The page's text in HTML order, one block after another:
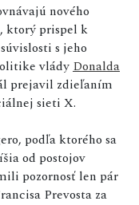
nového
, ktorý prispel k
s jeho
vlády Donalda
prejavil zdieľaním
sieti X.
podľa ktorého sa
od postojov
pozornosť len pár
Prevosta za